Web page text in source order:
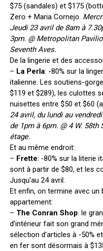
$75 (sandales) et $175
Zero + Maria Cornejo.
Jeudi 23 avril de 8am à
3pm. @ Metropolitan
Seventh Aves.
De la lingerie et des
– La Perla: -80% sur la
italienne. Les soutiens-
$119 et $289), les culottes
nuisettes entre $50 et $60
24 avril, du lundi au
de 1pm à 6pm. @ 4 W.
étage.
Et au même endroit:
– Frette: -80% sur la literie
sont à partir de $80, et les
Jusqu’au 24 avril.
Et enfin, on termine avec
appartement:
– The Conran Shop: le
d’intérieur fait son grand
sélection d’articles à -50%
en fer sont désormais à